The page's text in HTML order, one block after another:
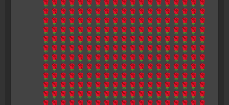
🌹🌹🌹🌹🌹🌹🌹🌹🌹🌹🌹🌹🌹🌹🌹🌹🌹🌹🌹
🌹🌹🌹🌹🌹🌹🌹🌹🌹🌹🌹🌹🌹🌹🌹🌹🌹🌹🌹
🌹🌹🌹🌹🌹🌹🌹🌹🌹🌹🌹🌹🌹🌹🌹🌹🌹🌹🌹
🌹🌹🌹🌹🌹🌹🌹🌹🌹🌹🌹🌹🌹🌹🌹🌹🌹🌹🌹
🌹🌹🌹🌹🌹🌹🌹🌹🌹🌹🌹🌹🌹🌹🌹🌹🌹🌹🌹
🌹🌹🌹🌹🌹🌹🌹🌹🌹🌹🌹🌹🌹🌹🌹🌹🌹🌹🌹
🌹🌹🌹🌹🌹🌹🌹🌹🌹🌹🌹🌹🌹🌹🌹🌹🌹🌹🌹
🌹🌹🌹🌹🌹🌹🌹🌹🌹🌹🌹🌹🌹🌹🌹🌹🌹🌹🌹
🌹🌹🌹🌹🌹🌹🌹🌹🌹🌹🌹🌹🌹🌹🌹🌹🌹🌹🌹
🌹🌹🌹🌹🌹🌹🌹🌹🌹🌹🌹🌹🌹🌹🌹🌹🌹🌹🌹
🌹🌹🌹🌹🌹🌹🌹🌹🌹🌹🌹🌹🌹🌹🌹🌹🌹🌹🌹